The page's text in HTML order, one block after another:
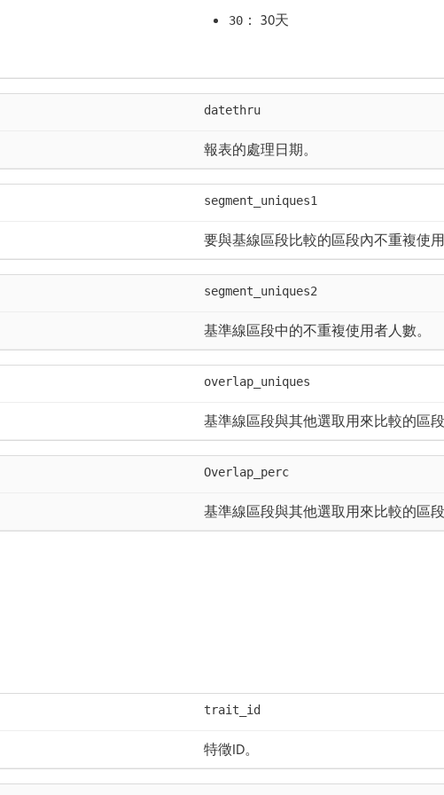
30： 30天
datethru
報表的處理日期。
segment_uniques1
要與基線區段比較的區段內不重複使用
segment_uniques2
基準線區段中的不重複使用者人數。
overlap_uniques
基準線區段與其他選取用來比較的區
Overlap_perc
基準線區段與其他選取用來比較的區
trait_id
特徵ID。